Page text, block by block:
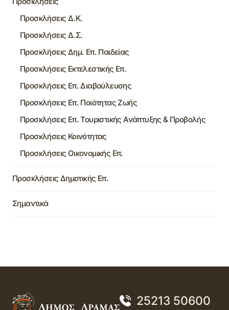
Προσκλήσεις Δ.Κ.
Προσκλήσεις Δ.Σ.
Προσκλήσεις Δημ. Επ. Παιδείας
Προσκλήσεις Εκτελεστικής Επ.
Προσκλήσεις Επ. Διαβούλευσης
Προσκλήσεις Επ. Ποιότητας Ζωής
Προσκλήσεις Επ. Τουριστικής Ανάπτυξης & Προβολής
Προσκλήσεις Κοινότητας
Προσκλήσεις Οικονομικής Επ.
Προσκλήσεις Δημοτικής Επ.
Σημαντικά
25213 50600